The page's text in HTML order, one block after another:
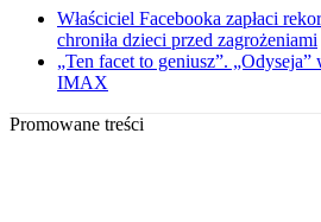
Właściciel Facebooka zapłaci
chroniła dzieci przed zagrożeniami
„Ten facet to geniusz”. „Odyseja”
IMAX
Promowane treści